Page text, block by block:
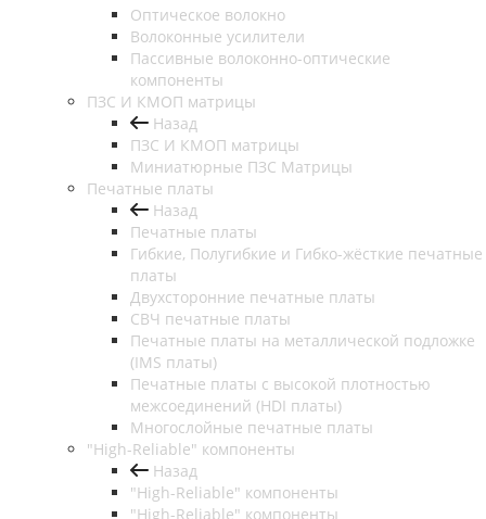
Оптическое волокно
Волоконные усилители
Пассивные волоконно-оптические
компоненты
ПЗС И КМОП матрицы
Назад
ПЗС И КМОП матрицы
Миниатюрные ПЗС Матрицы
Печатные платы
Назад
Печатные платы
Гибкие, Полугибкие и Гибко-жёсткие печатные
платы
Двухсторонние печатные платы
СВЧ печатные платы
Печатные платы на металлической подложке
(IMS платы)
Печатные платы с высокой плотностью
межсоединений (HDI платы)
Многослойные печатные платы
"High-Reliable" компоненты
Назад
"High-Reliable" компоненты
"High-Reliable" компоненты